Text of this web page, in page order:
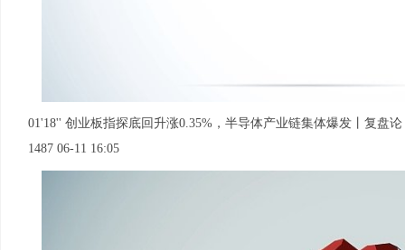
01'18'' 创业板指探底回升涨0.35%，半导体产业链集体爆发丨复盘论
1487 06-11 16:05